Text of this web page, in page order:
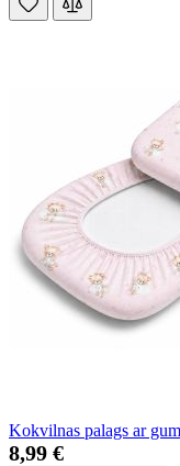
Kokvilnas palags ar
8,99 €